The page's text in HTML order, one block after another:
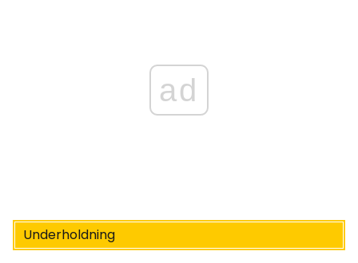
ad
Underholdning